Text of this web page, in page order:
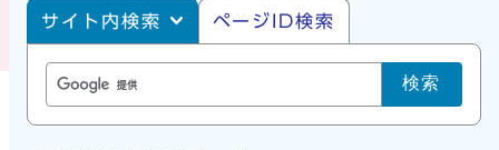
サイト内・ページID検索
サイト内検索 ページID検索
検索